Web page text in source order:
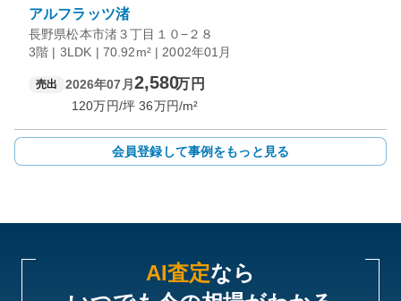
アルフラッツ渚
長野県松本市渚３丁目１０−２８
3階 | 3LDK | 70.92m² | 2002年01月
売出 2026年07月 2,580万円
120万円/坪 36万円/m²
会員登録して事例をもっと見る
AI査定なら